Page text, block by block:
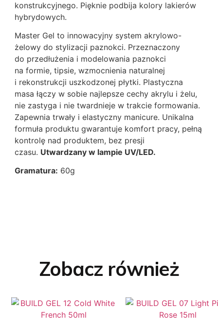
konstrukcyjnego. Pięknie podbija kolory lakierów
hybrydowych.
Master Gel to innowacyjny system akrylowo-
żelowy do stylizacji paznokci. Przeznaczony
do przedłużenia i modelowania paznokci
na formie, tipsie, wzmocnienia naturalnej
i rekonstrukcji uszkodzonej płytki. Plastyczna
masa łączy w sobie najlepsze cechy akrylu i żelu,
nie zastyga i nie twardnieje w trakcie formowania.
Zapewnia trwały i elastyczny manicure. Unikalna
formuła produktu gwarantuje komfort pracy, pełną
kontrolę nad produktem, bez presji
czasu. Utwardzany w lampie UV/LED.
Gramatura: 60g
Zobacz również